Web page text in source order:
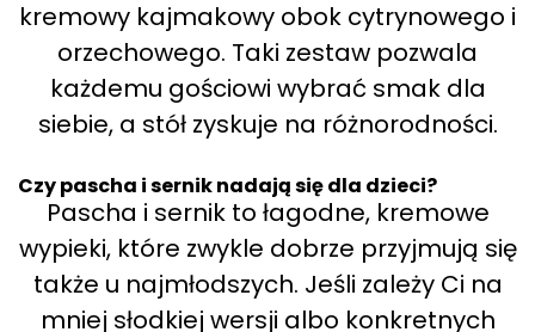
kremowy kajmakowy obok cytrynowego i
orzechowego. Taki zestaw pozwala
każdemu gościowi wybrać smak dla
siebie, a stół zyskuje na różnorodności.
Czy pascha i sernik nadają się dla dzieci?
Pascha i sernik to łagodne, kremowe
wypieki, które zwykle dobrze przyjmują się
także u najmłodszych. Jeśli zależy Ci na
mniej słodkiej wersji albo konkretnych